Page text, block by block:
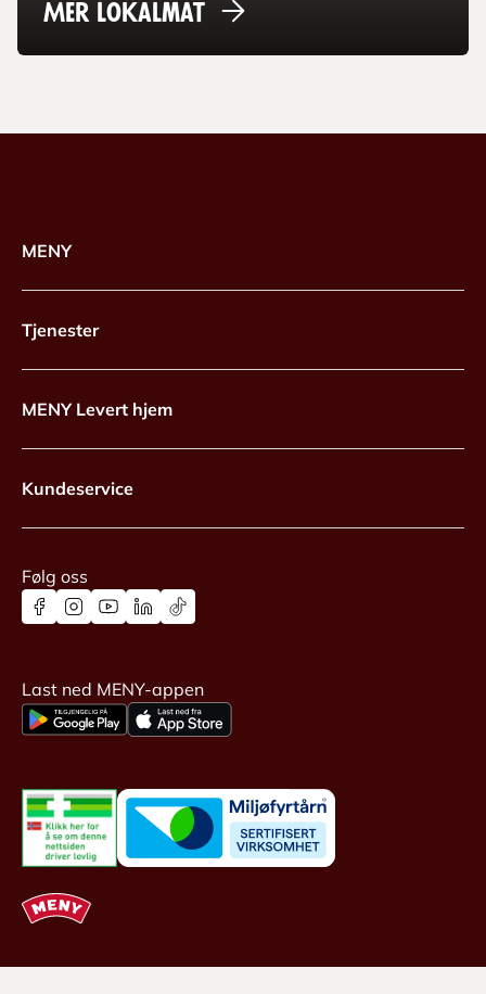
Mer lokalmat
MENY
Tjenester
MENY Levert hjem
Kundeservice
Følg oss
Last ned MENY-appen